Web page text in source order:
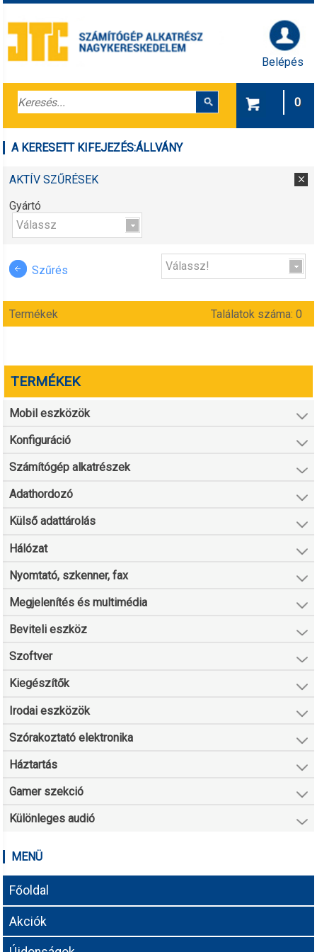
Belépés
0
A KERESETT KIFEJEZÉS:ÁLLVÁNY
AKTÍV SZŰRÉSEK
Gyártó
Válassz
Szűrés Válassz!
Termékek Találatok száma: 0
TERMÉKEK
Mobil eszközök
Konfiguráció
Számítógép alkatrészek
Adathordozó
Külső adattárolás
Hálózat
Nyomtató, szkenner, fax
Megjelenítés és multimédia
Beviteli eszköz
Szoftver
Kiegészítők
Irodai eszközök
Szórakoztató elektronika
Háztartás
Gamer szekció
Különleges audió
MENÜ
Főoldal
Akciók